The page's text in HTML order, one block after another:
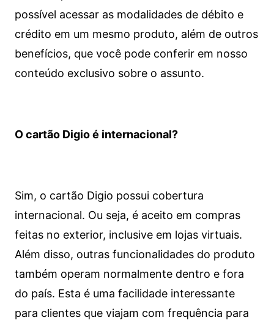
possível acessar as modalidades de débito e
crédito em um mesmo produto, além de outros
benefícios, que você pode conferir em nosso
conteúdo exclusivo sobre o assunto.
O cartão Digio é internacional?
Sim, o cartão Digio possui cobertura
internacional. Ou seja, é aceito em compras
feitas no exterior, inclusive em lojas virtuais.
Além disso, outras funcionalidades do produto
também operam normalmente dentro e fora
do país. Esta é uma facilidade interessante
para clientes que viajam com frequência para